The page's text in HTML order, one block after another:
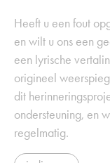
Heeft u een fout
en wilt u ons een
een lyrische
origineel
dit
ondersteuning, en
regelmatig.